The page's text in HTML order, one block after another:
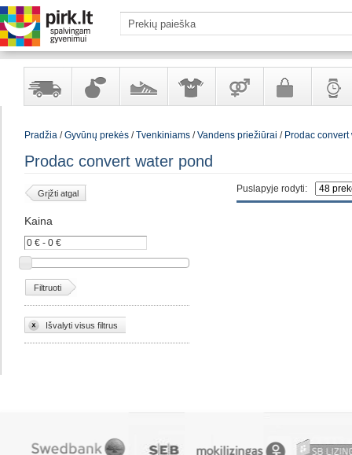
Yra
Kvepalai
kosmetika
AvalynėApranga
aksesuarai
Prekės
Galanterija
Pradžia/Gyvūnų prekės/Tvenkiniams/Vandens priežiūrai / Prodac
Prodac convert water pond
Puslapyje rodyti:
Grįžti atgal
Kaina
Filtruoti
Išvalyti visus filtrus